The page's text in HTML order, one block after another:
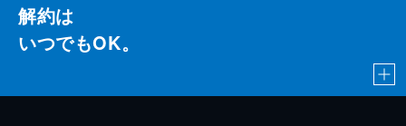
解約は
いつでもOK。